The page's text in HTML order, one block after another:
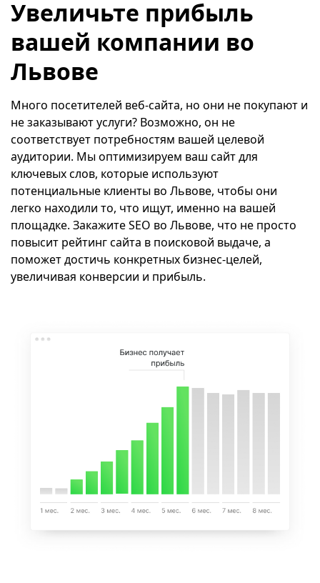
Увеличьте прибыль
вашей компании во
Львове
Много посетителей веб-сайта, но они не покупают и
не заказывают услуги? Возможно, он не
соответствует потребностям вашей целевой
аудитории. Мы оптимизируем ваш сайт для
ключевых слов, которые используют
потенциальные клиенты во Львове, чтобы они
легко находили то, что ищут, именно на вашей
площадке. Закажите SEO во Львове, что не просто
повысит рейтинг сайта в поисковой выдаче, а
поможет достичь конкретных бизнес-целей,
увеличивая конверсии и прибыль.